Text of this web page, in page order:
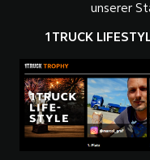
unserer
1TRUCK